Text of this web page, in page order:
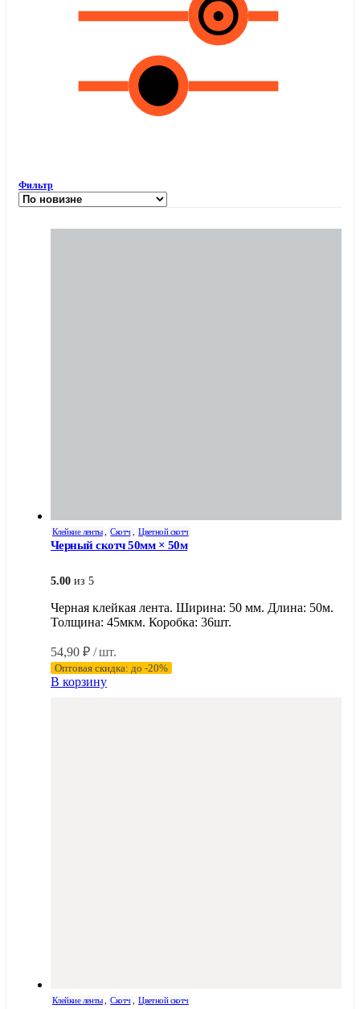
Фильтр
Клейкие ленты, Скотч , Цветной скотч
Черный скотч 50мм × 50м
5.00 из 5
Черная клейкая лента. Ширина: 50 мм. Длина: 50м.
Толщина: 45мкм. Коробка: 36шт.
54,90 ₽ / шт.
Оптовая скидка: до -20%
В корзину
Клейкие ленты, Скотч , Цветной скотч